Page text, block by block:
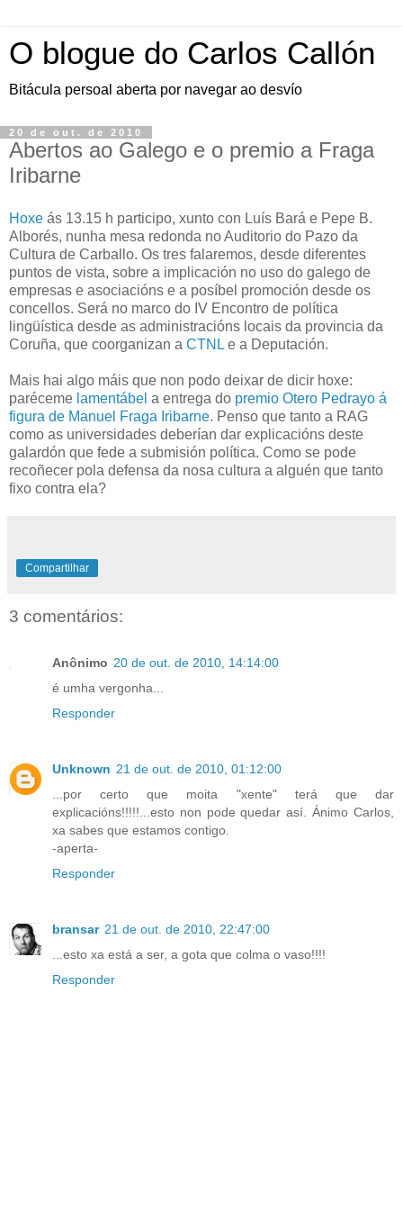
O blogue do Carlos Callón
Bitácula persoal aberta por navegar ao desvío
20 de out. de 2010
Abertos ao Galego e o premio a Fraga
Iribarne
Hoxe ás 13.15 h participo, xunto con Luís Bará e Pepe B.
Alborés, nunha mesa redonda no Auditorio do Pazo da
Cultura de Carballo. Os tres falaremos, desde diferentes
puntos de vista, sobre a implicación no uso do galego de
empresas e asociacións e a posíbel promoción desde os
concellos. Será no marco do IV Encontro de política
lingüística desde as administracións locais da provincia da
Coruña, que coorganizan a CTNL e a Deputación.
Mais hai algo máis que non podo deixar de dicir hoxe:
paréceme lamentábel a entrega do premio Otero Pedrayo á
figura de Manuel Fraga Iribarne. Penso que tanto a RAG
como as universidades deberían dar explicacións deste
galardón que fede a submisión política. Como se pode
recoñecer pola defensa da nosa cultura a alguén que tanto
fixo contra ela?
Compartilhar
3 comentários:
Anônimo 20 de out. de 2010, 14:14:00
é umha vergonha...
Responder
Unknown 21 de out. de 2010, 01:12:00
...por certo que moita "xente" terá que dar
explicacións!!!!!...esto non pode quedar así. Ánimo Carlos,
xa sabes que estamos contigo.
-aperta-
Responder
bransar 21 de out. de 2010, 22:47:00
...esto xa está a ser, a gota que colma o vaso!!!!
Responder